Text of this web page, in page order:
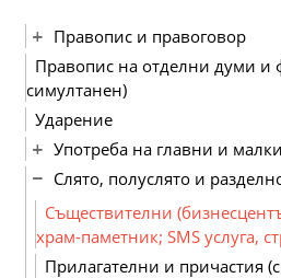
Правопис и правоговор
Правопис на отделни думи и
симултанен)
Ударение
Употреба на главни и
Слято, полуслято и
Съществителни
храм-паметник; SMS услуга,
Прилагателни и причастия